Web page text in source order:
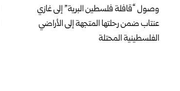
وصول “قافلة فلسطين البرية” إلى غازي
عنتاب ضمن رحلتها المتجهة إلى الأراضي
الفلسطينية المحتلة